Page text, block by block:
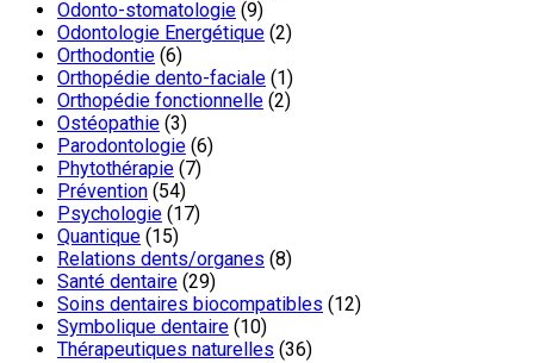
Odonto-stomatologie (9)
Odontologie Energétique (2)
Orthodontie (6)
Orthopédie dento-faciale (1)
Orthopédie fonctionnelle (2)
Ostéopathie (3)
Parodontologie (6)
Phytothérapie (7)
Prévention (54)
Psychologie (17)
Quantique (15)
Relations dents/organes (8)
Santé dentaire (29)
Soins dentaires biocompatibles (12)
Symbolique dentaire (10)
Thérapeutiques naturelles (36)